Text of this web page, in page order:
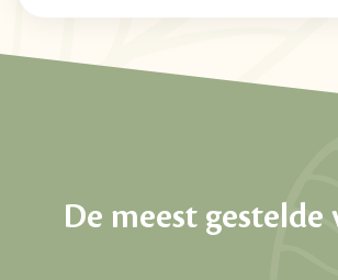
De meest gestelde